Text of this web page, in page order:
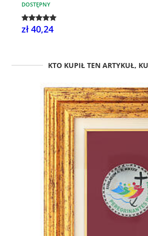
DOSTĘPNY
zł 40,24
KTO KUPIŁ TEN ARTYKUŁ,